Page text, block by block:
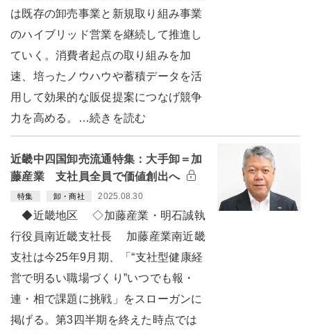
は既存の卸売事業と新規取り組み事業
のハイブリッド営業を継続して推進し
ていく。消費者起点の取り組みを加
速、培ったノウハウや蓄積データを活
用して効果的な販促提案につなげ競争
力を高める。…続きを読む
近畿中四国卸売流通特集：大手卸＝加
藤産業 支社員全員で価値創出へ
特集 卸・商社 2025.08.30
◆近畿地区 ◇加藤産業・明石誠執
行役員南近畿支社長 加藤産業南近畿
支社は今25年9月期、「“支社型健康経
営で明るい職場づくり”いつでも報・
連・相で課題に挑戦」をスローガンに
掲げる。第3四半期を終えた時点では